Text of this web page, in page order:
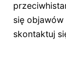
się
skontaktuj